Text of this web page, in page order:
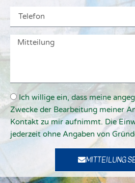
Ich willige ein, dass meine
Zwecke der Bearbeitung meiner
Kontakt zu mir aufnimmt. Die
jederzeit ohne Angaben von
MITTEILUNG